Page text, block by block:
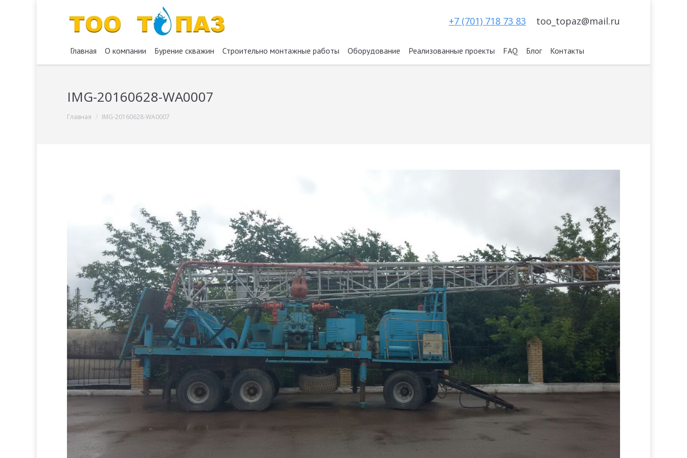
+7 (701) 718 73 83 too_topaz@mail.ru
Главная О компании Бурение скважин Строительно монтажные работы Оборудование Реализованные проекты FAQ Блог Контакты
IMG-20160628-WA0007
You are here:
Главная IMG-20160628-WA0007